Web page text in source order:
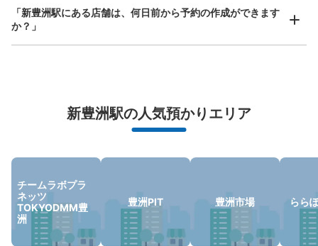
改札出て右手
保管できる荷物数
大:3/ 4/ ¥400
支払い方法
現金, ICカード
荷物の破損、盗難等万が一に備えた保証も完備で安心
「新豊洲駅にある店舗は、何日前から予約の作成ができます
か？」
新豊洲駅の人気預かりエリア
チームラボプラ
ネッツ
TOKYODMM豊
洲
豊洲PIT 豊洲市場 らら